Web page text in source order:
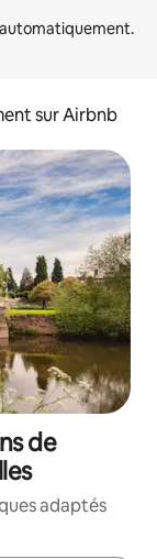
sur Airbnb
de
adaptés